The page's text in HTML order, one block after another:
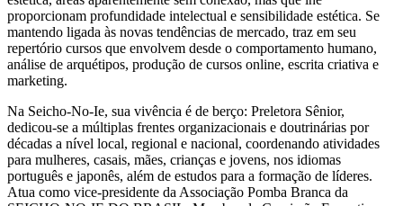
proporcionam profundidade intelectual e sensibilidade estética. Se
mantendo ligada às novas tendências de mercado, traz em seu
repertório cursos que envolvem desde o comportamento humano,
análise de arquétipos, produção de cursos online, escrita criativa e
marketing.
Na Seicho-No-Ie, sua vivência é de berço: Preletora Sênior,
dedicou-se a múltiplas frentes organizacionais e doutrinárias por
décadas a nível local, regional e nacional, coordenando atividades
para mulheres, casais, mães, crianças e jovens, nos idiomas
português e japonês, além de estudos para a formação de líderes.
Atua como vice-presidente da Associação Pomba Branca da